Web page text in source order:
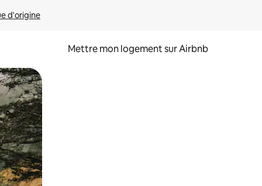
d'origine
Mettre mon logement sur Airbnb